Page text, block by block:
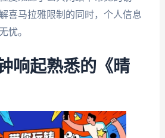
喜马拉雅限制的同时，个人信息
忧。
响起熟悉的《晴